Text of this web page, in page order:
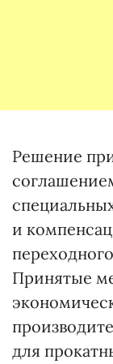
Решение
и
Принятые
для